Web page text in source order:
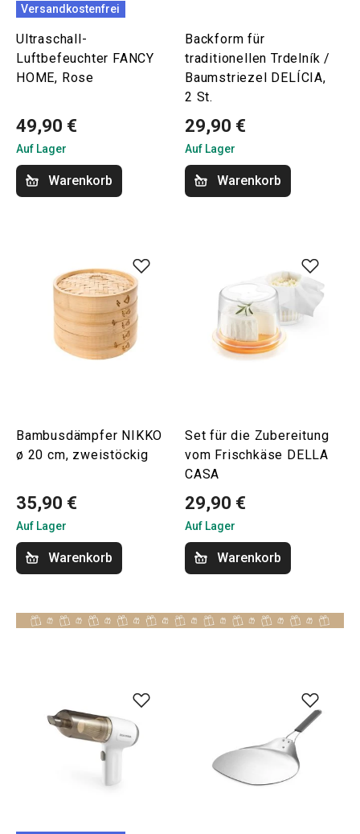
Versandkostenfrei
Ultraschall-
Luftbefeuchter FANCY
HOME, Rose
49,90 €
Auf Lager
Warenkorb
Backform für
traditionellen Trdelník /
Baumstriezel DELÍCIA,
2 St.
29,90 €
Auf Lager
Warenkorb
Bambusdämpfer NIKKO
ø 20 cm, zweistöckig
35,90 €
Auf Lager
Warenkorb
Set für die Zubereitung
vom Frischkäse DELLA
CASA
29,90 €
Auf Lager
Warenkorb